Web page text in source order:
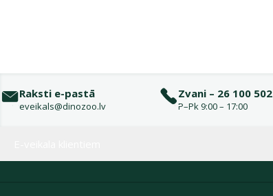
Raksti e-pastā
eveikals@dinozoo.lv
Zvani – 26 100 502
P–Pk 9:00 – 17:00